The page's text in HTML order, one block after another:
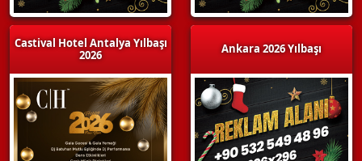
Castival Hotel Antalya Yılbaşı
2026
Ankara 2026 Yılbaşı